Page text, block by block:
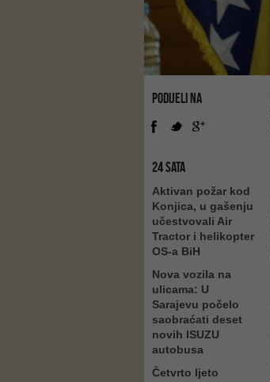
PODIJELI NA
24 SATA
Aktivan požar kod
Konjica, u gašenju
učestvovali Air
Tractor i helikopter
OS-a BiH
Nova vozila na
ulicama: U
Sarajevu počelo
saobraćati deset
novih ISUZU
autobusa
Četvrto ljeto